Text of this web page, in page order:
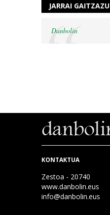
JARRAI GAITZAZU
Danbolin
KONTAKTUA
Zestoa - 20740
www.danbolin.eus
info@danbolin.eus